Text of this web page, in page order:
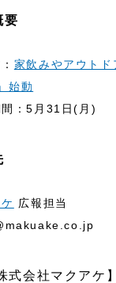
要
家飲みやアウトド
始動
：5月31日(月)
広報担当
会社マクアケ